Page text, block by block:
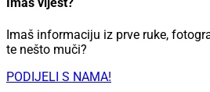
Imaš informaciju iz prve ruke,
te nešto muči?
PODIJELI S NAMA!